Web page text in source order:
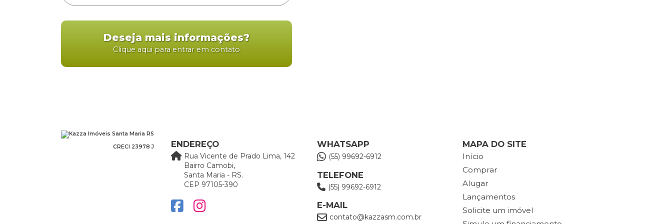
Deseja mais informações?
Clique aqui para entrar em contato
CRECI 23978 J ENDEREÇO
Rua Vicente de Prado Lima, 142
Bairro Camobi,
Santa Maria - RS.
CEP 97105-390
WHATSAPP
(55) 99692-6912
TELEFONE
(55) 99692-6912
E-MAIL
contato@kazzasm.com.br
MAPA DO SITE
Início
Comprar
Alugar
Lançamentos
Solicite um imóvel